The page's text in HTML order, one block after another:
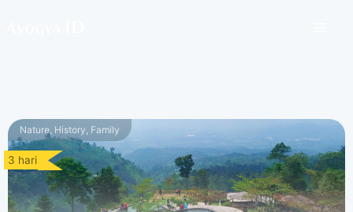
Nature, History, Family
3 hari